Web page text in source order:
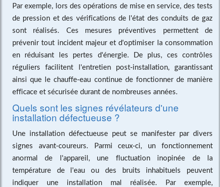
Par exemple, lors des opérations de mise en service, des tests
de pression et des vérifications de l'état des conduits de gaz
sont réalisés. Ces mesures préventives permettent de
prévenir tout incident majeur et d'optimiser la consommation
en réduisant les pertes d'énergie. De plus, ces contrôles
réguliers facilitent l'entretien post-installation, garantissant
ainsi que le chauffe-eau continue de fonctionner de manière
efficace et sécurisée durant de nombreuses années.
Quels sont les signes révélateurs d'une
installation défectueuse ?
Une installation défectueuse peut se manifester par divers
signes avant-coureurs. Parmi ceux-ci, un fonctionnement
anormal de l'appareil, une fluctuation inopinée de la
température de l'eau ou des bruits inhabituels peuvent
indiquer une installation mal réalisée. Par exemple,